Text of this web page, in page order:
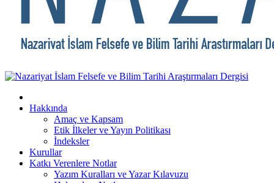
Hakkında
Amaç ve Kapsam
Etik İlkeler ve Yayın Politikası
İndeksler
Kurullar
Katkı Verenlere Notlar
Yazım Kuralları ve Yazar Kılavuzu